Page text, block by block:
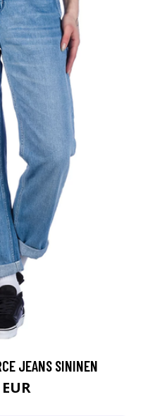
JEANS SININEN